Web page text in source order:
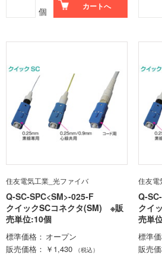
個 カートへ
住友電気工業_光ファイバ
Q-SC-SPC<SM>-025-F
クイックSCコネクタ(SM) ※販
売単位:10個
標準価格
オープン
販売価格
￥1,430 （税込）
住友電
Q-
クイ
売単
標準
販売